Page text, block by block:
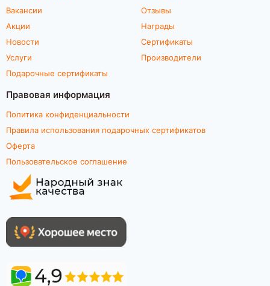
Вакансии
Акции
Новости
Услуги
Подарочные сертификаты
Отзывы
Награды
Сертификаты
Производители
Правовая информация
Политика конфиденциальности
Правила использования подарочных сертификатов
Оферта
Пользовательское соглашение